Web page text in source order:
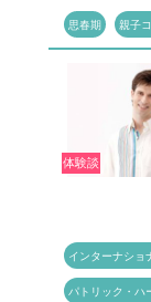
思春期 親子
体験談
インターナショ
パトリック・ハ